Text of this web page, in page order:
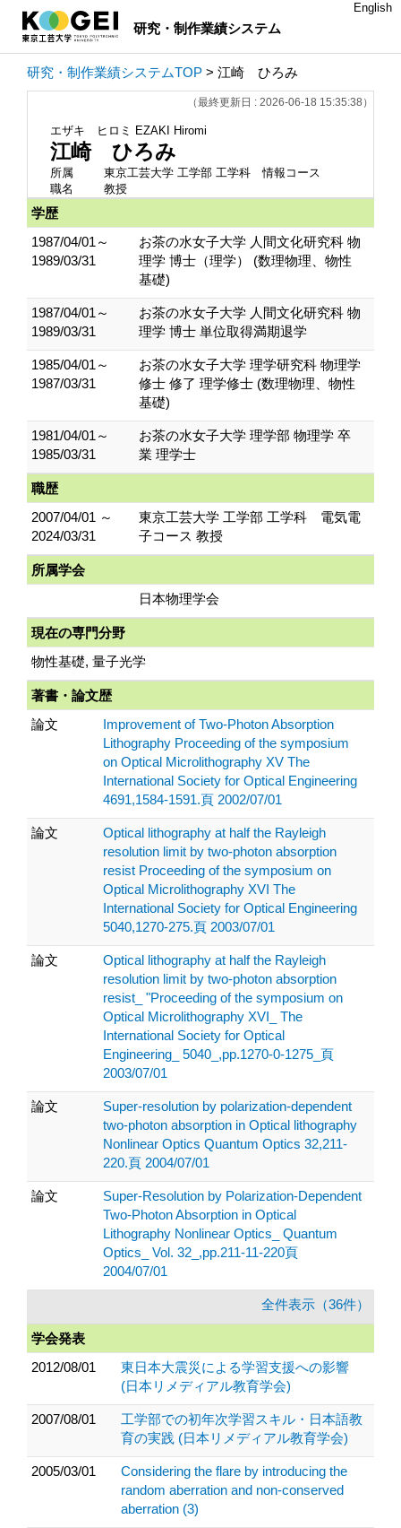
研究・制作業績システム
English
研究・制作業績システムTOP > 江崎 ひろみ
（最終更新日 : 2026-06-18 15:35:38）
エザキ ヒロミ EZAKI Hiromi
江崎 ひろみ
所属
東京工芸大学 工学部 工学科 情報コース
職名
教授
学歴
1987/04/01～
1989/03/31
お茶の水女子大学 人間文化研究科 物
理学 博士（理学） (数理物理、物性
基礎)
1987/04/01～
1989/03/31
お茶の水女子大学 人間文化研究科 物
理学 博士 単位取得満期退学
1985/04/01～
1987/03/31
お茶の水女子大学 理学研究科 物理学
修士 修了 理学修士 (数理物理、物性
基礎)
1981/04/01～
1985/03/31
お茶の水女子大学 理学部 物理学 卒
業 理学士
職歴
2007/04/01 ～
2024/03/31
東京工芸大学 工学部 工学科 電気電
子コース 教授
所属学会
日本物理学会
現在の専門分野
物性基礎, 量子光学
著書・論文歴
論文
Improvement of Two-Photon Absorption
Lithography Proceeding of the symposium
on Optical Microlithography XV The
International Society for Optical Engineering
4691,1584-1591.頁 2002/07/01
論文
Optical lithography at half the Rayleigh
resolution limit by two-photon absorption
resist Proceeding of the symposium on
Optical Microlithography XVI The
International Society for Optical Engineering
5040,1270-275.頁 2003/07/01
論文
Optical lithography at half the Rayleigh
resolution limit by two-photon absorption
resist_ "Proceeding of the symposium on
Optical Microlithography XVI_ The
International Society for Optical
Engineering_ 5040_,pp.1270-0-1275_頁
2003/07/01
論文
Super-resolution by polarization-dependent
two-photon absorption in Optical lithography
Nonlinear Optics Quantum Optics 32,211-
220.頁 2004/07/01
論文
Super-Resolution by Polarization-Dependent
Two-Photon Absorption in Optical
Lithography Nonlinear Optics_ Quantum
Optics_ Vol. 32_,pp.211-11-220頁
2004/07/01
全件表示（36件）
学会発表
2012/08/01
東日本大震災による学習支援への影響
(日本リメディアル教育学会)
2007/08/01
工学部での初年次学習スキル・日本語教
育の実践 (日本リメディアル教育学会)
2005/03/01
Considering the flare by introducing the
random aberration and non-conserved
aberration (3)